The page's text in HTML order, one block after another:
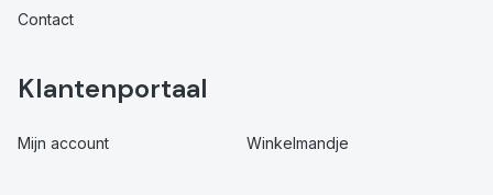
Contact
Klantenportaal
Mijn account Winkelmandje